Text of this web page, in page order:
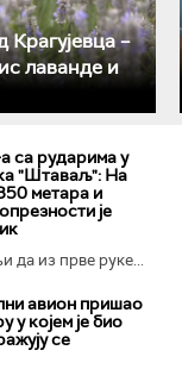
–
лаванде и
са рударима у
"Штаваљ": На
метара и
је
да из прве руке...
авион пришао
у којем је био
се